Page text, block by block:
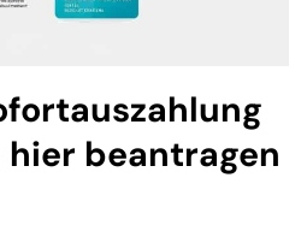
beantragen